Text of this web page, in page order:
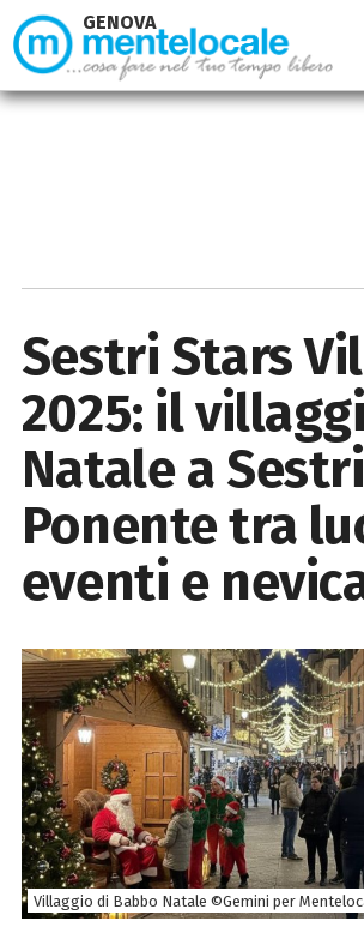
Sestri Stars
2025: il
Natale a Sestri
Ponente tra
eventi e
Villaggio di Babbo Natale ©Gemini per
GENOVA